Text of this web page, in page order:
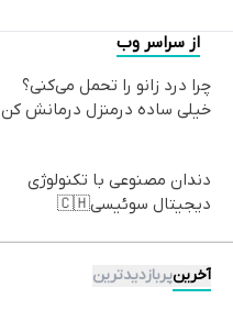
از سراسر وب
چرا درد زانو را تحمل می‌کنی؟
خیلی ساده درمنزل درمانش کن
دندان مصنوعی با تکنولوژی
دیجیتال سوئیسی🇨🇭
آخرینپربازدیدترین